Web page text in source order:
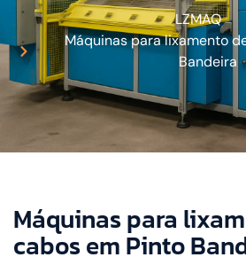
LZMAQ
Máquinas para lixamento
Bandeira
Máquinas para
cabos em Pinto